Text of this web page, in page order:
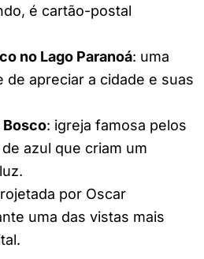
é cartão-postal
no Lago Paranoá: uma
de apreciar a cidade e suas
Bosco: igreja famosa pelos
azul que criam um
por Oscar
uma das vistas mais